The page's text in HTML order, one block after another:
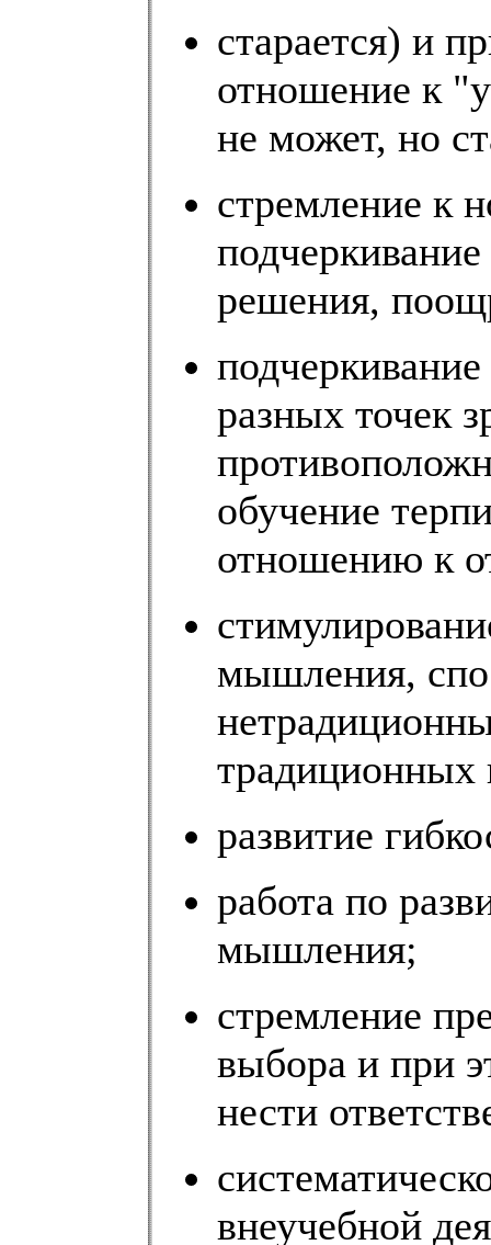
старается) и
отношение к
не может, но
стремление к
решения,
разных точек
обучение
отношению к
мышления,
традиционных
развитие
работа по
мышления;
стремление
выбора и при
нести
внеучебной